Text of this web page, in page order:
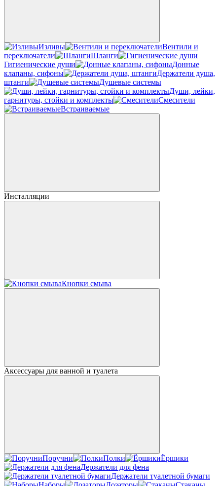
Изливы
Вентили и
переключатели
Шланги
Гигиенические души
Донные
клапаны, сифоны
Держатели душа,
штанги
Душевые системы
Души, лейки,
гарнитуры, стойки и комплекты
Смесители
Встраиваемые
Инсталляции
Кнопки смыва
Аксессуары для ванной и туалета
Поручни Полки
Ёршики
Держатели для фена
Держатели туалетной бумаги